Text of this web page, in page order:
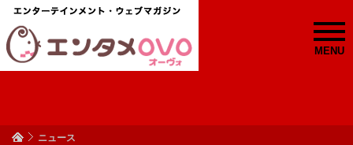
MENU
ニュース